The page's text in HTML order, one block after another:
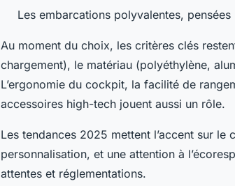
Les embarcations polyvalentes,
Au moment du choix, les critères clés
chargement), le matériau (polyéthylène,
L’ergonomie du cockpit, la facilité de
accessoires high-tech jouent aussi un rôle.
Les tendances 2025 mettent l’accent sur
personnalisation, et une attention à
attentes et réglementations.